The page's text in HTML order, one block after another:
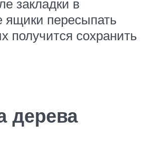
закладки в
ящики пересыпать
получится сохранить
дерева